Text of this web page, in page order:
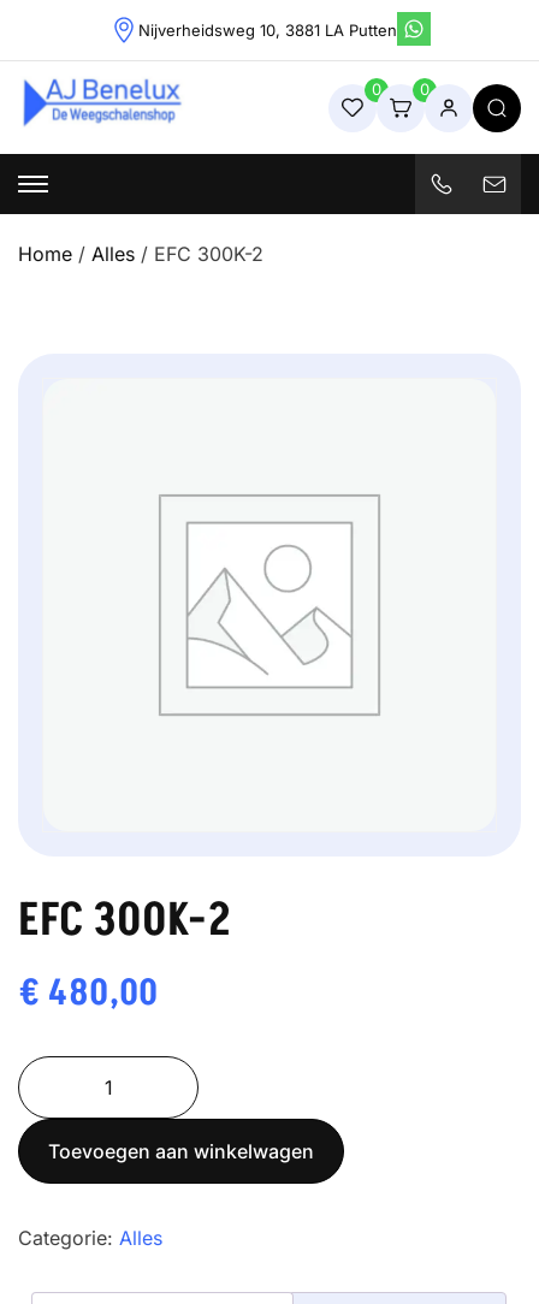
content
Nijverheidsweg 10, 3881 LA Putten
Weegschalenshop | Precisieweegschalen & Industriële
Weegoplossingen
0 0
Home / Alles / EFC 300K-2
EFC 300K-2
€ 480,00
EFC
300K-
2
aantal
Toevoegen aan winkelwagen
Categorie: Alles